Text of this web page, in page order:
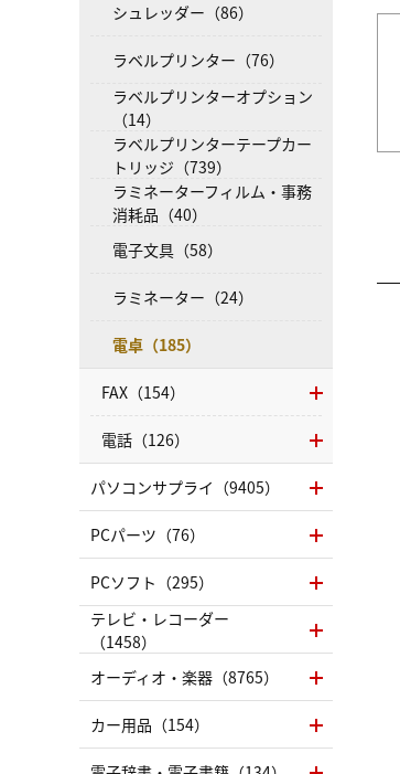
シュレッダー（86）
ラベルプリンター（76）
ラベルプリンターオプション
（14）
ラベルプリンターテープカー
トリッジ（739）
ラミネーターフィルム・事務
消耗品（40）
電子文具（58）
ラミネーター（24）
電卓（185）
FAX（154）
電話（126）
パソコンサプライ（9405）
PCパーツ（76）
PCソフト（295）
テレビ・レコーダー
（1458）
オーディオ・楽器（8765）
カー用品（154）